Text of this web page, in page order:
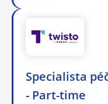
Specialista
- Part-time